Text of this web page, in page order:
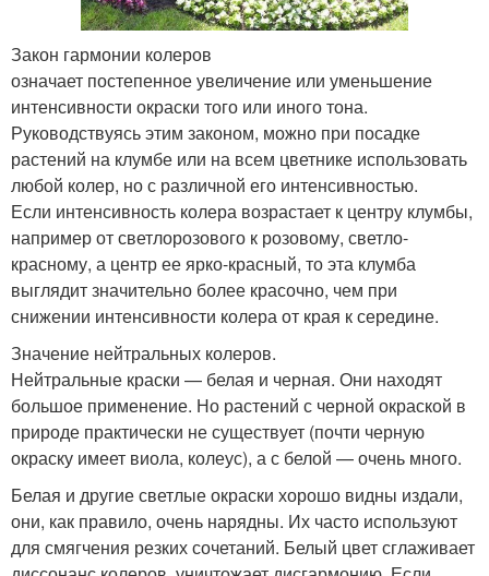
Закон гармонии колеров
означает постепенное увеличение или уменьшение
интенсивности окраски того или иного тона.
Руководствуясь этим законом, можно при посадке
растений на клумбе или на всем цветнике использовать
любой колер, но с различной его интенсивностью.
Если интенсивность колера возрастает к центру клумбы,
например от светлорозового к розовому, светло-
красному, а центр ее ярко-красный, то эта клумба
выглядит значительно более красочно, чем при
снижении интенсивности колера от края к середине.
Значение нейтральных колеров.
Нейтральные краски — белая и черная. Они находят
большое применение. Но растений с черной окраской в
природе практически не существует (почти черную
окраску имеет виола, колеус), а с белой — очень много.
Белая и другие светлые окраски хорошо видны издали,
они, как правило, очень нарядны. Их часто используют
для смягчения резких сочетаний. Белый цвет сглаживает